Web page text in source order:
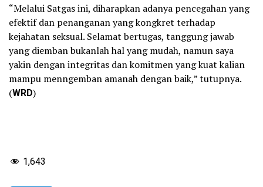
“Melalui Satgas ini, diharapkan adanya pencegahan yang
efektif dan penanganan yang kongkret terhadap
kejahatan seksual. Selamat bertugas, tanggung jawab
yang diemban bukanlah hal yang mudah, namun saya
yakin dengan integritas dan komitmen yang kuat kalian
mampu menngemban amanah dengan baik,” tutupnya.
(WRD)
1,643